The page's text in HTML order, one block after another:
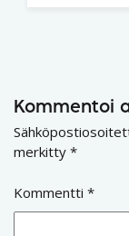
Kommentoi
merkitty *
Kommentti *